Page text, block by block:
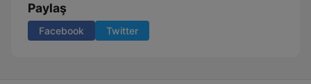
Paylaş
Facebook Twitter